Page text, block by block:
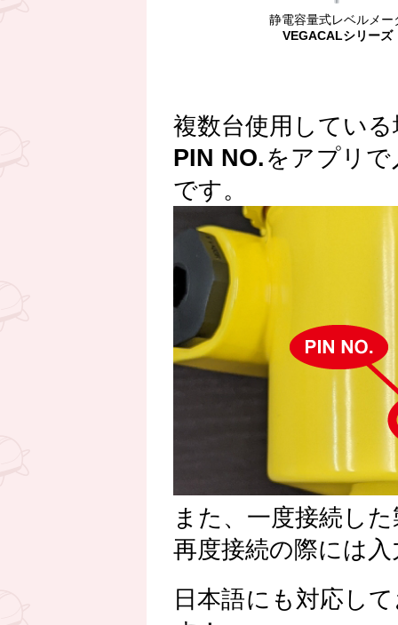
静電容量式レベルメー
VEGACALシリーズ
複数台使用してい
PIN NO. をアプリ
です。
また、一度接続し
再度接続の際には
日本語にも対応し